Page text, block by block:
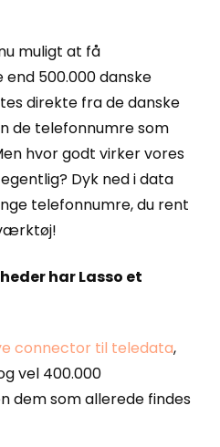
muligt at få
500.000 danske
direkte fra de danske
de telefonnumre som
hvor godt virker vores
Dyk ned i data
telefonnumre, du rent
har Lasso et
connector til teledata,
vel 400.000
dem som allerede findes